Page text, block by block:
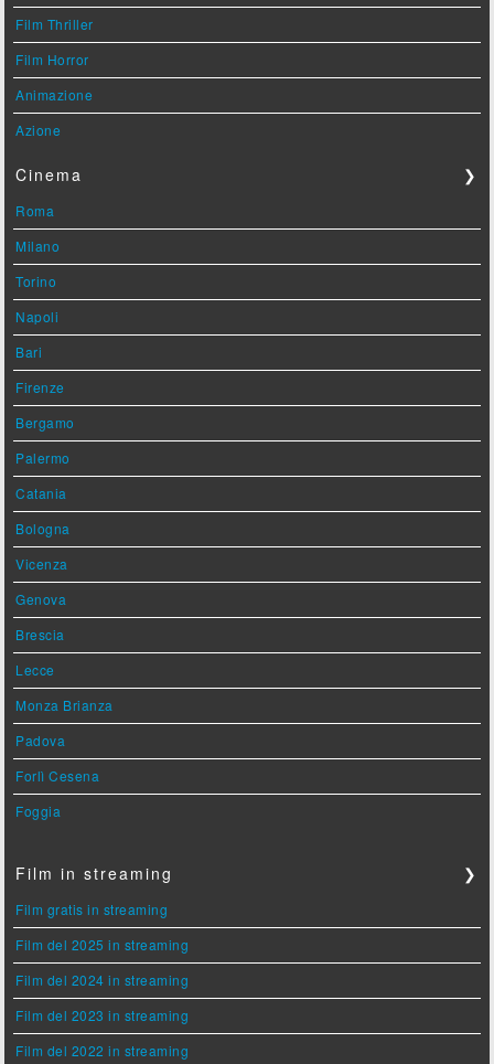
Film Thriller
Film Horror
Animazione
Azione
Cinema ❯
Roma
Milano
Torino
Napoli
Bari
Firenze
Bergamo
Palermo
Catania
Bologna
Vicenza
Genova
Brescia
Lecce
Monza Brianza
Padova
Forlì Cesena
Foggia
Film in streaming ❯
Film gratis in streaming
Film del 2025 in streaming
Film del 2024 in streaming
Film del 2023 in streaming
Film del 2022 in streaming